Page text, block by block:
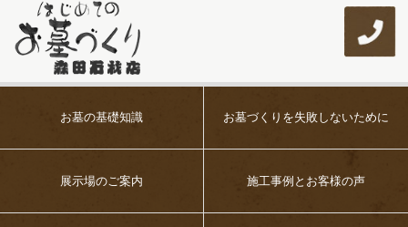
お墓の基礎知識 お墓づくりを失敗しないために
展示場のご案内 施工事例とお客様の声